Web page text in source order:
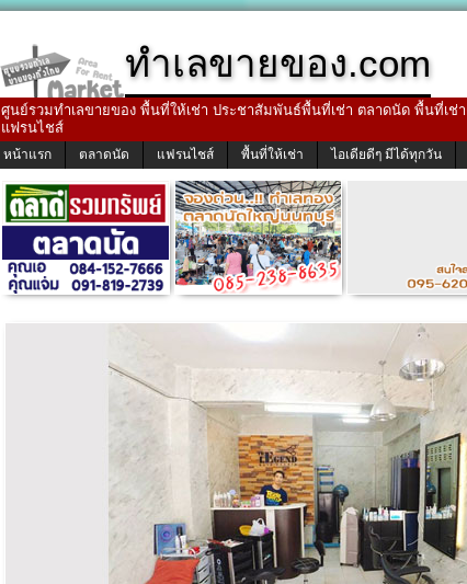
ทำเลขายของ.com
ศูนย์รวมทำเลขายของ พื้นที่ให้เช่า ประชาสัมพันธ์พื้นที่เช่า ตลาดนัด พื้นที่เ
แฟรนไชส์
หน้าแรก ตลาดนัด แฟรนไชส์ พื้นที่ให้เช่า ไอเดียดีๆ มีได้ทุกวัน